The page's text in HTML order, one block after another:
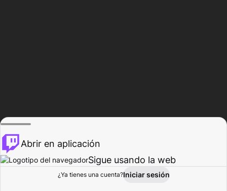
Explorar Actividad
Abrir en aplicación
Sigue usando la web
¿Ya tienes una cuenta?Iniciar sesión